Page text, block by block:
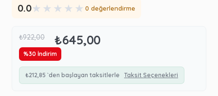
0.0★ ★ ★ ★ ★ 0 değerlendirme
₺922,00 ₺645,00
%30 İndirim
₺212,85 `den başlayan taksitlerle Taksit Seçenekleri